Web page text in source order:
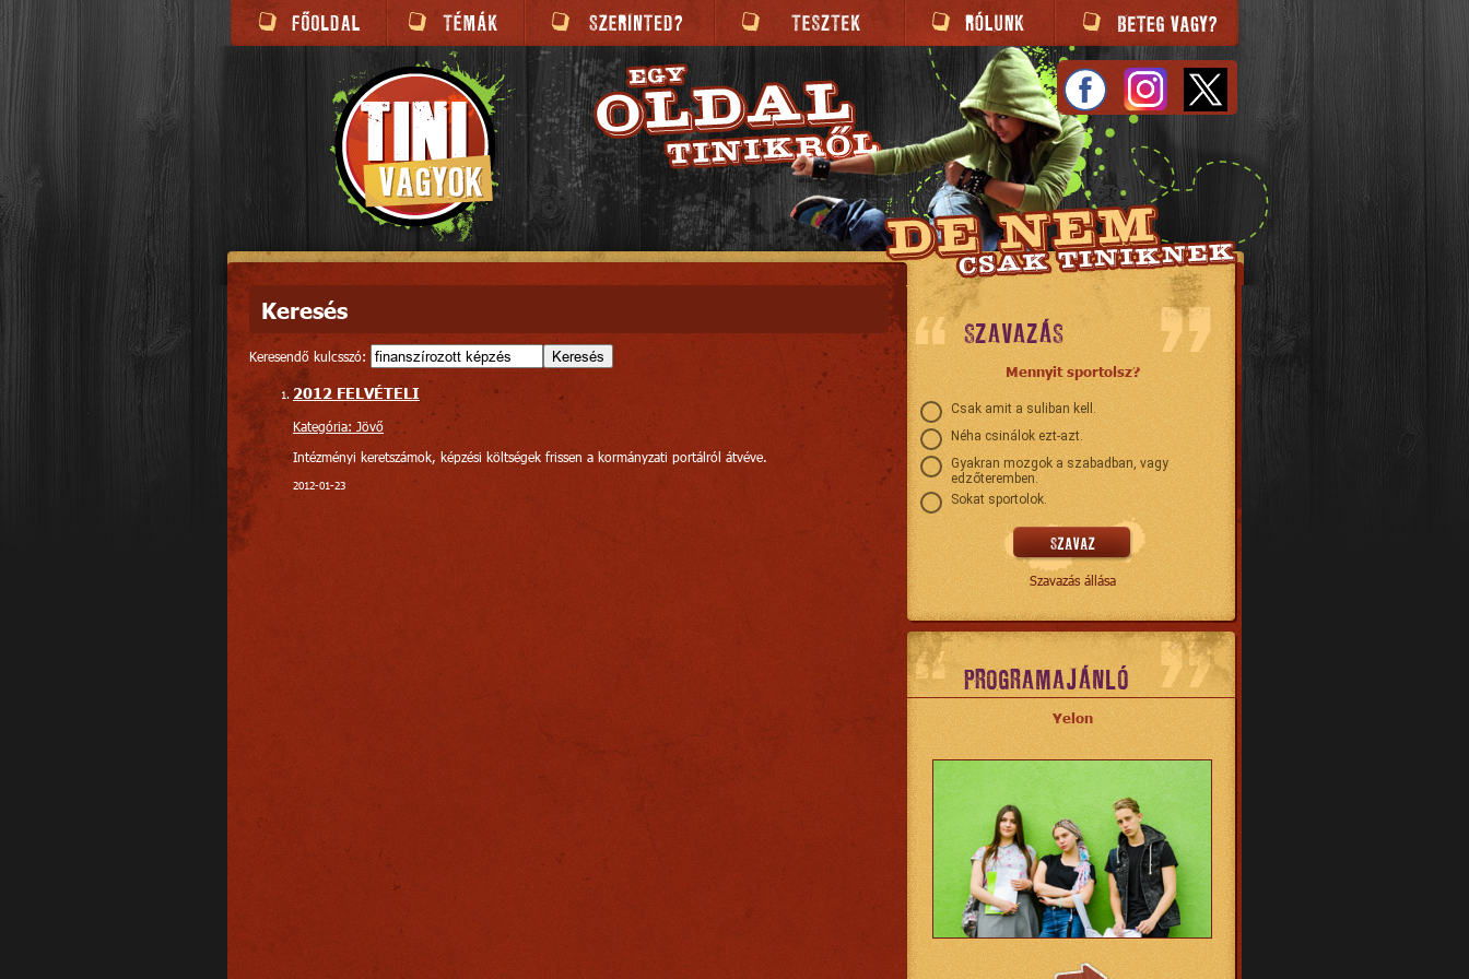
Keresés
Keresendő kulcsszó: Keresés
2012 FELVÉTELI
Kategória: Jövő
Intézményi keretszámok, képzési költségek frissen a kormányzati portálról átvéve.
2012-01-23
SZAVAZÁS
Mennyit sportolsz?
Csak amit a suliban kell.
Néha csinálok ezt-azt.
Gyakran mozgok a szabadban, vagy
edzőteremben.
Sokat sportolok.
Szavazás állása
PROGRAMAJÁNLÓ
Yelon